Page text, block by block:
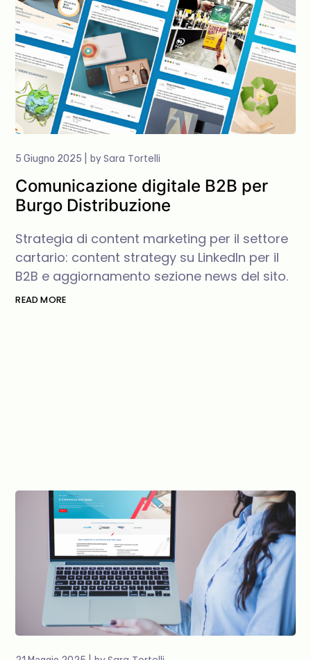
5 Giugno 2025 bySara Tortelli
Comunicazione digitale B2B per
Burgo Distribuzione
Strategia di content marketing per il settore
cartario: content strategy su LinkedIn per il
B2B e aggiornamento sezione news del sito.
READ MORE